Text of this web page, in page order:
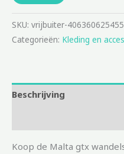
SKU: vrijbuiter-
Categorieën: Kleding en
Beschrijving
Koop de Malta gtx